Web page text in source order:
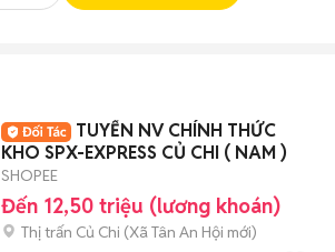
TUYỂN NV CHÍNH THỨC
KHO SPX-EXPRESS CỦ CHI ( NAM )
SHOPEE
Đến 12,50 triệu (lương khoán)
Thị trấn Củ Chi (Xã Tân An Hội mới)